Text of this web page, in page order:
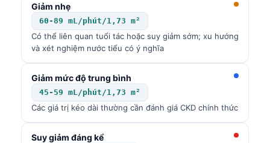
Giảm nhẹ
60-89 mL/phút/1,73 m²
Có thể liên quan tuổi tác hoặc suy giảm sớm; xu hướng
và xét nghiệm nước tiểu có ý nghĩa
Giảm mức độ trung bình
45-59 mL/phút/1,73 m²
Các giá trị kéo dài thường cần đánh giá CKD chính thức
Suy giảm đáng kể
ಕನ್ನಡ
മലയാളം
Bahasa Melayu
Tagalog
ไทย
ဗမာစာ
ភាសាខ្មែរ